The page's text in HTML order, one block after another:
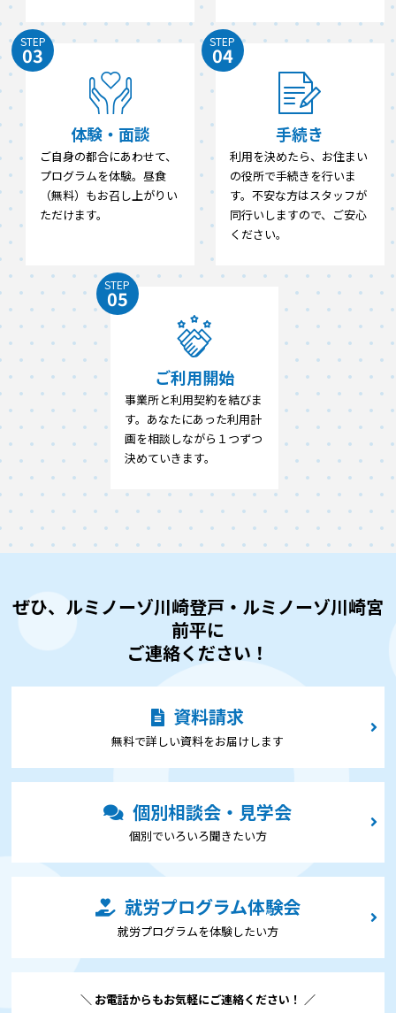
STEP
03
体験・面談
ご自身の都合にあわせて、
プログラムを体験。昼食
（無料）もお召し上がりい
ただけます。
STEP
04
手続き
利用を決めたら、お住まい
の役所で手続きを行いま
す。不安な方はスタッフが
同行いしますので、ご安心
ください。
STEP
05
ご利用開始
事業所と利用契約を結びま
す。あなたにあった利用計
画を相談しながら１つずつ
決めていきます。
ぜひ、ルミノーゾ川崎登戸・ルミノーゾ川崎宮
前平に
ご連絡ください！
資料請求
無料で詳しい資料をお届けします
個別相談会・見学会
個別でいろいろ聞きたい⽅
就労プログラム体験会
就労プログラムを体験したい⽅
＼ お電話からもお気軽にご連絡ください！ ／